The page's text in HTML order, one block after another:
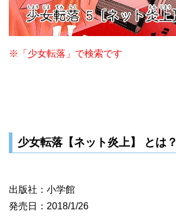
※「少女転落」で検索です
少女転落【ネット炎上】 とは？
出版社：小学館
発売日：2018/1/26